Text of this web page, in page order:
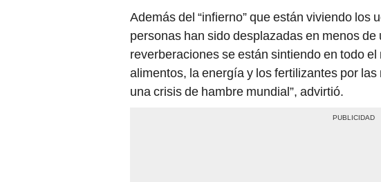
Además del “infierno” que están viviendo
personas han sido desplazadas en menos
reverberaciones se están sintiendo en todo
alimentos, la energía y los fertilizantes por
una crisis de hambre mundial”, advirtió.